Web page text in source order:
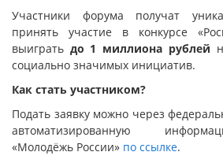
Участники форума получат
принять участие в конкурсе
выиграть до 1 миллиона рублей
социально значимых инициатив.
Как стать участником?
Подать заявку можно через
автоматизированную
«Молодёжь России» по ссылке.